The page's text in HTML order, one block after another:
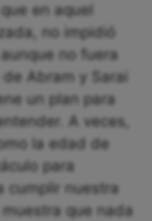
en aquel
no impidió
no fuera
Abram y Sarai
un plan para
A veces,
la edad de
para
cumplir nuestra
que nada